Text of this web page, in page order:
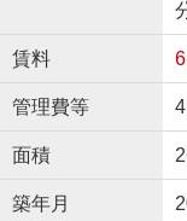
賃料
管理費等
面積
築年月